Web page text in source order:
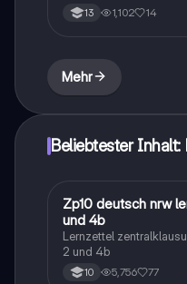
13 1,102 14
Mehr
Beliebtester
Deutsch
Zp10 deutsch nrw
und 4b
Lernzettel
2 und 4b
10 5,756 77